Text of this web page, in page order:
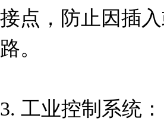
接点，防止因插
路。
3. 工业控制系统：